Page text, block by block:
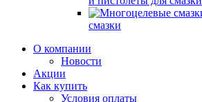
смазки
О компании
Новости
Акции
Как купить
Условия оплаты